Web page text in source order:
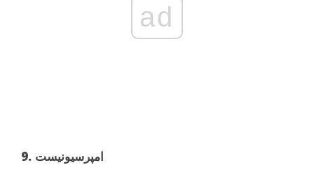
ad
9. امپرسیونیست